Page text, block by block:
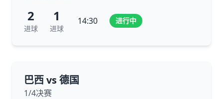
2
进球
1
进球
14:30 进行中
巴西 vs 德国
1/4决赛